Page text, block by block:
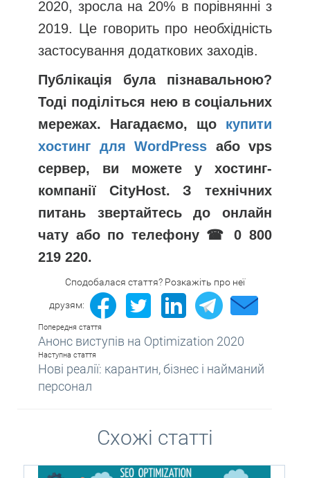
2020, зросла на 20% в порівнянні з
2019. Це говорить про необхідність
застосування додаткових заходів.
Публікація була пізнавальною?
Тоді поділіться нею в соціальних
мережах. Нагадаємо, що купити
хостинг для WordPress або vps
сервер, ви можете у хостинг-
компанії CityHost. З технічних
питань звертайтесь до онлайн
чату або по телефону ☎ 0 800
219 220.
Сподобалася стаття? Розкажіть про неї
друзям:
Попередня стаття
Анонс виступів на Optimization 2020
Наступна стаття
Нові реалії: карантин, бізнес і найманий
персонал
Схожі статті